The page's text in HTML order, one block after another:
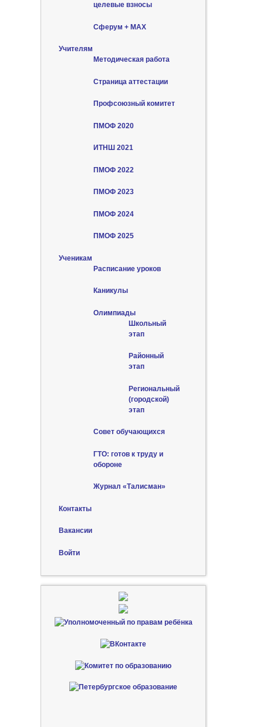
целевые взносы
Сферум + MAX
Учителям
Методическая работа
Страница аттестации
Профсоюзный комитет
ПМОФ 2020
ИТНШ 2021
ПМОФ 2022
ПМОФ 2023
ПМОФ 2024
ПМОФ 2025
Ученикам
Расписание уроков
Каникулы
Олимпиады
Школьный
этап
Районный
этап
Региональный
(городской)
этап
Совет обучающихся
ГТО: готов к труду и
обороне
Журнал «Талисман»
Контакты
Вакансии
Войти